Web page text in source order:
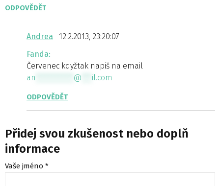
ODPOVĚDĚT
Andrea
12.2.2013, 23:20:07
Fanda:
Červenec kdyžtak napiš na email
an
@ il.com
ODPOVĚDĚT
Přidej svou zkušenost nebo doplň
informace
Vaše jméno *